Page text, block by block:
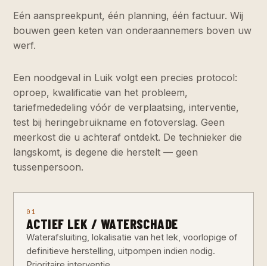
Eén aanspreekpunt, één planning, één factuur. Wij
bouwen geen keten van onderaannemers boven uw
werf.
Een noodgeval in Luik volgt een precies protocol:
oproep, kwalificatie van het probleem,
tariefmededeling vóór de verplaatsing, interventie,
test bij heringebruikname en fotoverslag. Geen
meerkost die u achteraf ontdekt. De technieker die
langskomt, is degene die herstelt — geen
tussenpersoon.
01
ACTIEF LEK / WATERSCHADE
Waterafsluiting, lokalisatie van het lek, voorlopige of
definitieve herstelling, uitpompen indien nodig.